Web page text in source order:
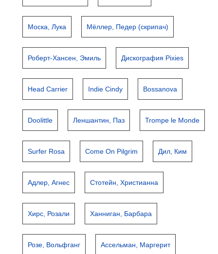
Моска, Лука Мёллер, Педер (скрипач)
Роберт-Хансен, Эмиль Дискография Pixies
Head Carrier Indie Cindy Bossanova
Doolittle Леншантин, Паз Trompe le Monde
Surfer Rosa Come On Pilgrim Дил, Ким
Адлер, Агнес Стотейн, Христианна
Хирс, Розали Ханниган, Барбара
Розе, Вольфганг Ассельман, Маргерит